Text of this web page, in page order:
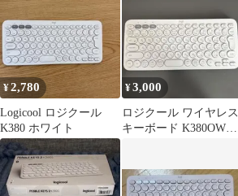
¥2,780
Logicool ロジクール
K380 ホワイト
¥3,000
ロジクール ワイヤレス
キーボード K380OW